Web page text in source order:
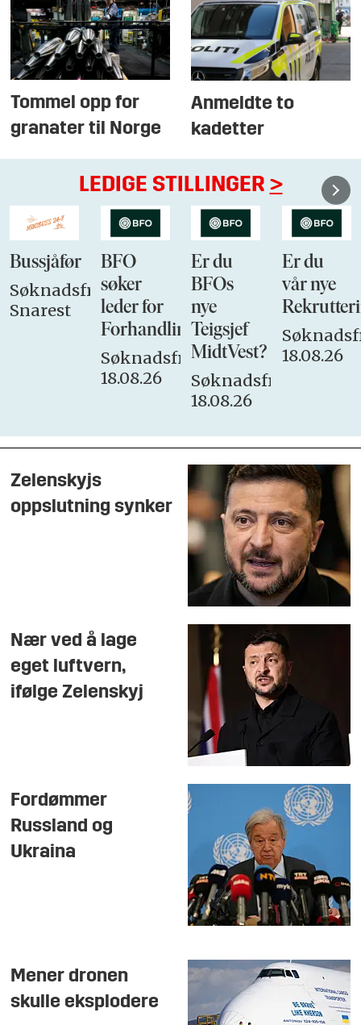
Tommel opp for
granater til Norge
Anmeldte to
kadetter
LEDIGE STILLINGER >
Bussjåfør
Søknadsfrist:
Snarest
BFO
søker
leder for
Forhandlingsutvalget
Søknadsfrist:
18.08.26
Er du
BFOs
nye
Teigsjef
MidtVest?
Søknadsfrist:
18.08.26
Er du
vår nye
18.08.26
Zelenskyjs
oppslutning synker
Nær ved å lage
eget luftvern,
ifølge Zelenskyj
Fordømmer
Russland og
Ukraina
Mener dronen
skulle eksplodere